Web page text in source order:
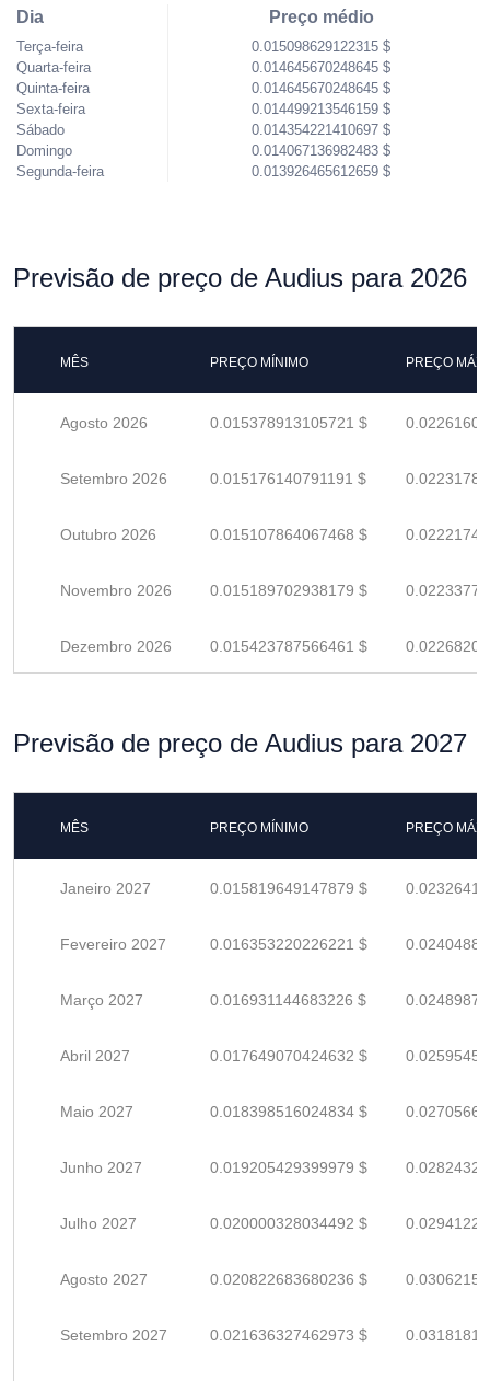
Dia
Terça-feira
Quarta-feira
Quinta-feira
Sexta-feira
Sábado
Domingo
Segunda-feira
Preço médio
0.015098629122315 $
0.014645670248645 $
0.014645670248645 $
0.014499213546159 $
0.014354221410697 $
0.014067136982483 $
0.013926465612659 $
Previsão de preço de Audius para 2026
MÊS PREÇO MÍNIMO PREÇO
Agosto 2026 0.015378913105721 $
Setembro 2026 0.015176140791191 $
Outubro 2026 0.015107864067468 $
Novembro 2026 0.015189702938179 $
Dezembro 2026 0.015423787566461 $
Previsão de preço de Audius para 2027
MÊS PREÇO MÍNIMO PREÇO
Janeiro 2027 0.015819649147879 $
Fevereiro 2027 0.016353220226221 $
Março 2027 0.016931144683226 $
Abril 2027 0.017649070424632 $
Maio 2027 0.018398516024834 $
Junho 2027 0.019205429399979 $
Julho 2027 0.020000328034492 $
Agosto 2027 0.020822683680236 $
Setembro 2027 0.021636327462973 $